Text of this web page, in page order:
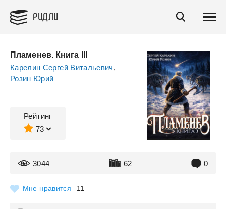
РИДЛИ
Пламенев. Книга III
Карелин Сергей Витальевич,
Розин Юрий
Рейтинг
73
3044 62 0
Мне нравится 11